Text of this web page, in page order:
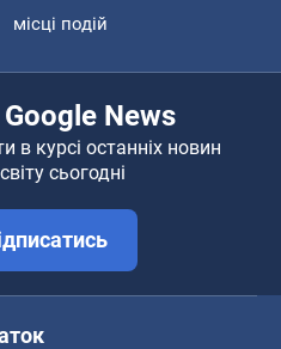
місці подій
News
в курсі останніх новин
сьогодні